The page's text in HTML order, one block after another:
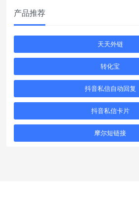
产品推荐
天天外链
转化宝
抖音私信自动回复
抖音私信卡片
摩尔短链接